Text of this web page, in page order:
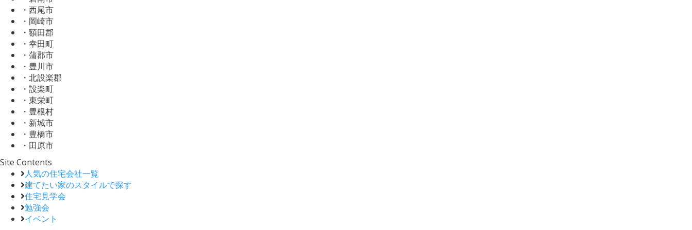
・西尾市
・岡崎市
・額田郡
・幸田町
・蒲郡市
・豊川市
・北設楽郡
・設楽町
・東栄町
・豊根村
・新城市
・豊橋市
・田原市
Site Contents
人気の住宅会社一覧
建てたい家のスタイルで探す
住宅見学会
勉強会
イベント